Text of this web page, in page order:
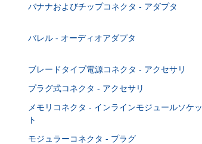
バナナおよびチップコネクタ - アダプタ
バレル - オーディオアダプタ
ブレードタイプ電源コネクタ - アクセサリ
プラグ式コネクタ - アクセサリ
メモリコネクタ - インラインモジュールソケッ
ト
モジュラーコネクタ - プラグ